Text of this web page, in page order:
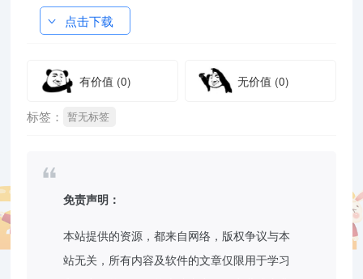
点击下载
有价值 (0) 无价值 (0)
标签： 暂无标签
免责声明：
本站提供的资源，都来自网络，版权争议与本
站无关，所有内容及软件的文章仅限用于学习